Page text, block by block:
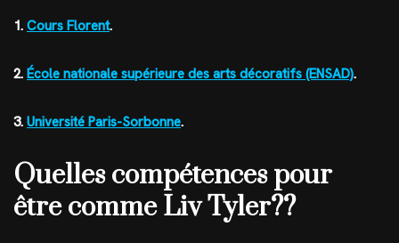
1. Cours Florent.
2. École nationale supérieure des arts décoratifs (ENSAD).
3. Université Paris-Sorbonne.
Quelles compétences pour
être comme Liv Tyler??